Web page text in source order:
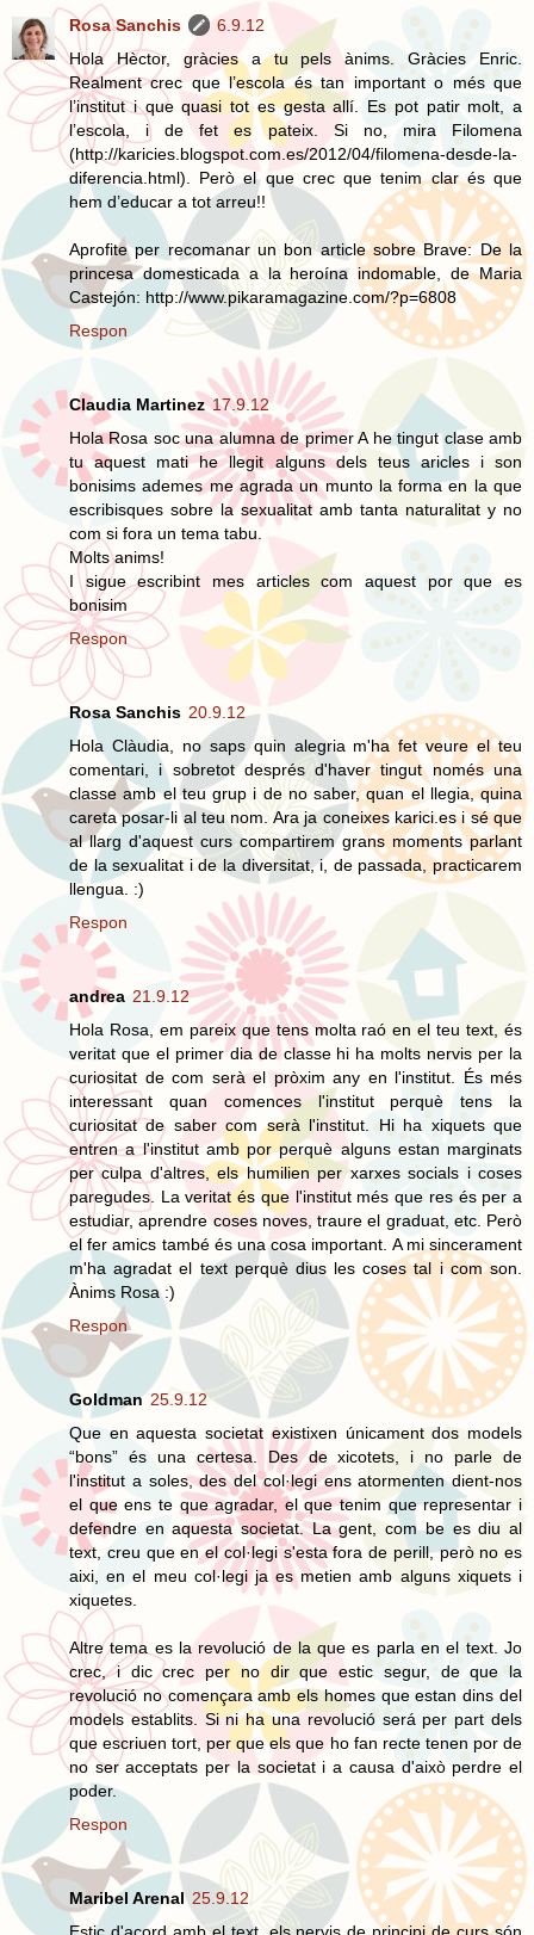
Rosa Sanchis
6.9.12
Hola Hèctor, gràcies a tu pels ànims. Gràcies Enric.
Realment crec que l’escola és tan important o més que
l’institut i que quasi tot es gesta allí. Es pot patir molt, a
l’escola, i de fet es pateix. Si no, mira Filomena
(http://karicies.blogspot.com.es/2012/04/filomena-desde-la-
diferencia.html). Però el que crec que tenim clar és que
hem d’educar a tot arreu!!
Aprofite per recomanar un bon article sobre Brave: De la
princesa domesticada a la heroína indomable, de Maria
Castejón: http://www.pikaramagazine.com/?p=6808
Respon
Claudia Martinez 17.9.12
Hola Rosa soc una alumna de primer A he tingut clase amb
tu aquest mati he llegit alguns dels teus aricles i son
bonisims ademes me agrada un munto la forma en la que
escribisques sobre la sexualitat amb tanta naturalitat y no
com si fora un tema tabu.
Molts anims!
I sigue escribint mes articles com aquest por que es
bonisim
Respon
Rosa Sanchis 20.9.12
Hola Clàudia, no saps quin alegria m'ha fet veure el teu
comentari, i sobretot després d'haver tingut només una
classe amb el teu grup i de no saber, quan el llegia, quina
careta posar-li al teu nom. Ara ja coneixes karici.es i sé que
al llarg d'aquest curs compartirem grans moments parlant
de la sexualitat i de la diversitat, i, de passada, practicarem
llengua. :)
Respon
andrea 21.9.12
Hola Rosa, em pareix que tens molta raó en el teu text, és
veritat que el primer dia de classe hi ha molts nervis per la
curiositat de com serà el pròxim any en l'institut. És més
interessant quan comences l'institut perquè tens la
curiositat de saber com serà l'institut. Hi ha xiquets que
entren a l'institut amb por perquè alguns estan marginats
per culpa d'altres, els humilien per xarxes socials i coses
paregudes. La veritat és que l'institut més que res és per a
estudiar, aprendre coses noves, traure el graduat, etc. Però
el fer amics també és una cosa important. A mi sincerament
m'ha agradat el text perquè dius les coses tal i com son.
Ànims Rosa :)
Respon
Goldman 25.9.12
Que en aquesta societat existixen únicament dos models
“bons” és una certesa. Des de xicotets, i no parle de
l'institut a soles, des del col·legi ens atormenten dient-nos
el que ens te que agradar, el que tenim que representar i
defendre en aquesta societat. La gent, com be es diu al
text, creu que en el col·legi s'esta fora de perill, però no es
aixi, en el meu col·legi ja es metien amb alguns xiquets i
xiquetes.
Altre tema es la revolució de la que es parla en el text. Jo
crec, i dic crec per no dir que estic segur, de que la
revolució no començara amb els homes que estan dins del
models establits. Si ni ha una revolució será per part dels
que escriuen tort, per que els que ho fan recte tenen por de
no ser acceptats per la societat i a causa d'això perdre el
poder.
Respon
Maribel Arenal 25.9.12
Estic d'acord amb el text, els nervis de principi de curs són